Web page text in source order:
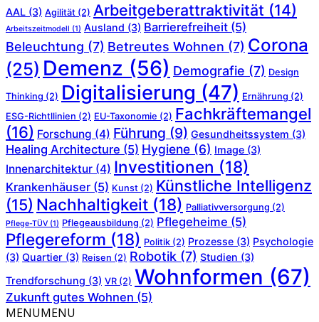
AAL (3) Agilität (2) Arbeitgeberattraktivität (14)
Arbeitszeitmodell (1) Ausland (3) Barrierefreiheit (5)
Beleuchtung (7) Betreutes Wohnen (7) Corona
(25) Demenz (56) Demografie (7) Design
Thinking (2) Digitalisierung (47) Ernährung (2)
ESG-Richtllinien (2) EU-Taxonomie (2) Fachkräftemangel
(16) Forschung (4) Führung (9) Gesundheitssystem (3)
Healing Architecture (5) Hygiene (6) Image (3)
Innenarchitektur (4) Investitionen (18)
Krankenhäuser (5) Kunst (2) Künstliche Intelligenz
(15) Nachhaltigkeit (18) Palliativversorgung (2)
Pflege-TÜV (1) Pflegeausbildung (2) Pflegeheime (5)
Pflegereform (18) Politik (2) Prozesse (3) Psychologie
(3) Quartier (3) Reisen (2) Robotik (7) Studien (3)
Trendforschung (3) VR (2) Wohnformen (67)
Zukunft gutes Wohnen (5)
MENUMENU